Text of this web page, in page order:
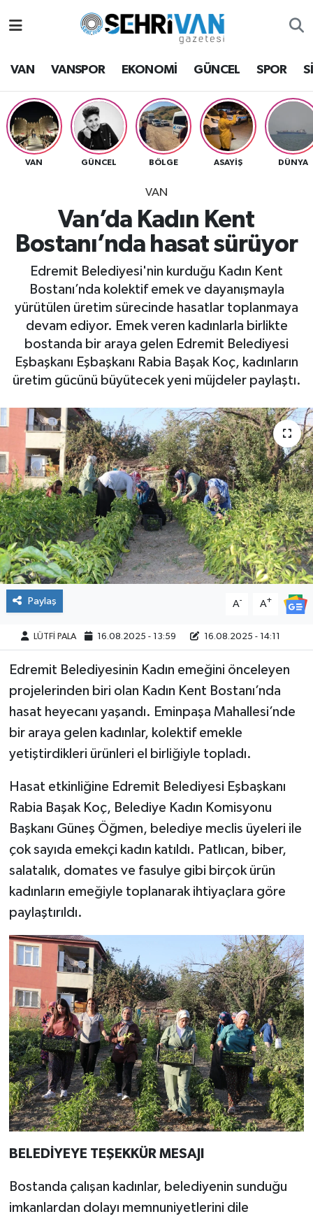
VAN VANSPOR EKONOMİ GÜNCEL SPOR
VAN GÜNCEL BÖLGE ASAYİŞ DÜNYA
VAN
Van’da Kadın Kent
Bostanı’nda hasat sürüyor
Edremit Belediyesi'nin kurduğu Kadın Kent
Bostanı’nda kolektif emek ve dayanışmayla
yürütülen üretim sürecinde hasatlar toplanmaya
devam ediyor. Emek veren kadınlarla birlikte
bostanda bir araya gelen Edremit Belediyesi
Eşbaşkanı Eşbaşkanı Rabia Başak Koç, kadınların
üretim gücünü büyütecek yeni müjdeler paylaştı.
Paylaş A- A+
LÜTFİ PALA 16.08.2025 - 13:59 16.08.2025 - 14:11
Edremit Belediyesinin Kadın emeğini önceleyen
projelerinden biri olan Kadın Kent Bostanı’nda
hasat heyecanı yaşandı. Eminpaşa Mahallesi’nde
bir araya gelen kadınlar, kolektif emekle
yetiştirdikleri ürünleri el birliğiyle topladı.
Hasat etkinliğine Edremit Belediyesi Eşbaşkanı
Rabia Başak Koç, Belediye Kadın Komisyonu
Başkanı Güneş Öğmen, belediye meclis üyeleri ile
çok sayıda emekçi kadın katıldı. Patlıcan, biber,
salatalık, domates ve fasulye gibi birçok ürün
kadınların emeğiyle toplanarak ihtiyaçlara göre
paylaştırıldı.
BELEDİYEYE TEŞEKKÜR MESAJI
Bostanda çalışan kadınlar, belediyenin sunduğu
imkanlardan dolayı memnuniyetlerini dile
Van Hava Durumu
VAN Namaz Vakitleri
Van Trafik Yoğunluk Haritası
Süper Lig Puan Durumu ve Fikstür
Tüm Manşetler
Son Dakika Haberleri
Haber Arşivi